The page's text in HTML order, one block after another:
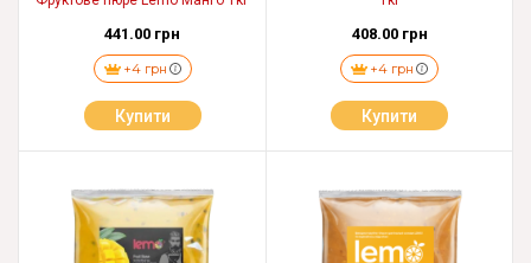
441.00 грн
+4 грн
Купити
408.00 грн
+4 грн
Купити